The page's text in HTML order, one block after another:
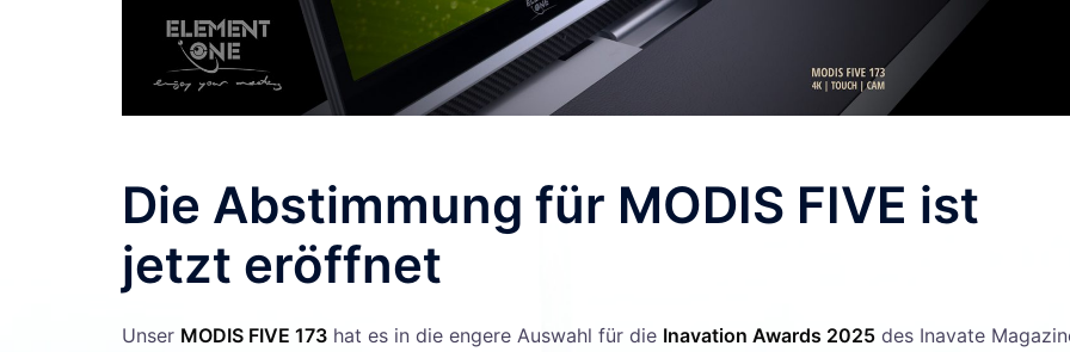
Die Abstimmung für MODIS FIVE ist
jetzt eröffnet
Unser MODIS FIVE 173 hat es in die engere Auswahl für die Inavation Awards 2025 des Inavate